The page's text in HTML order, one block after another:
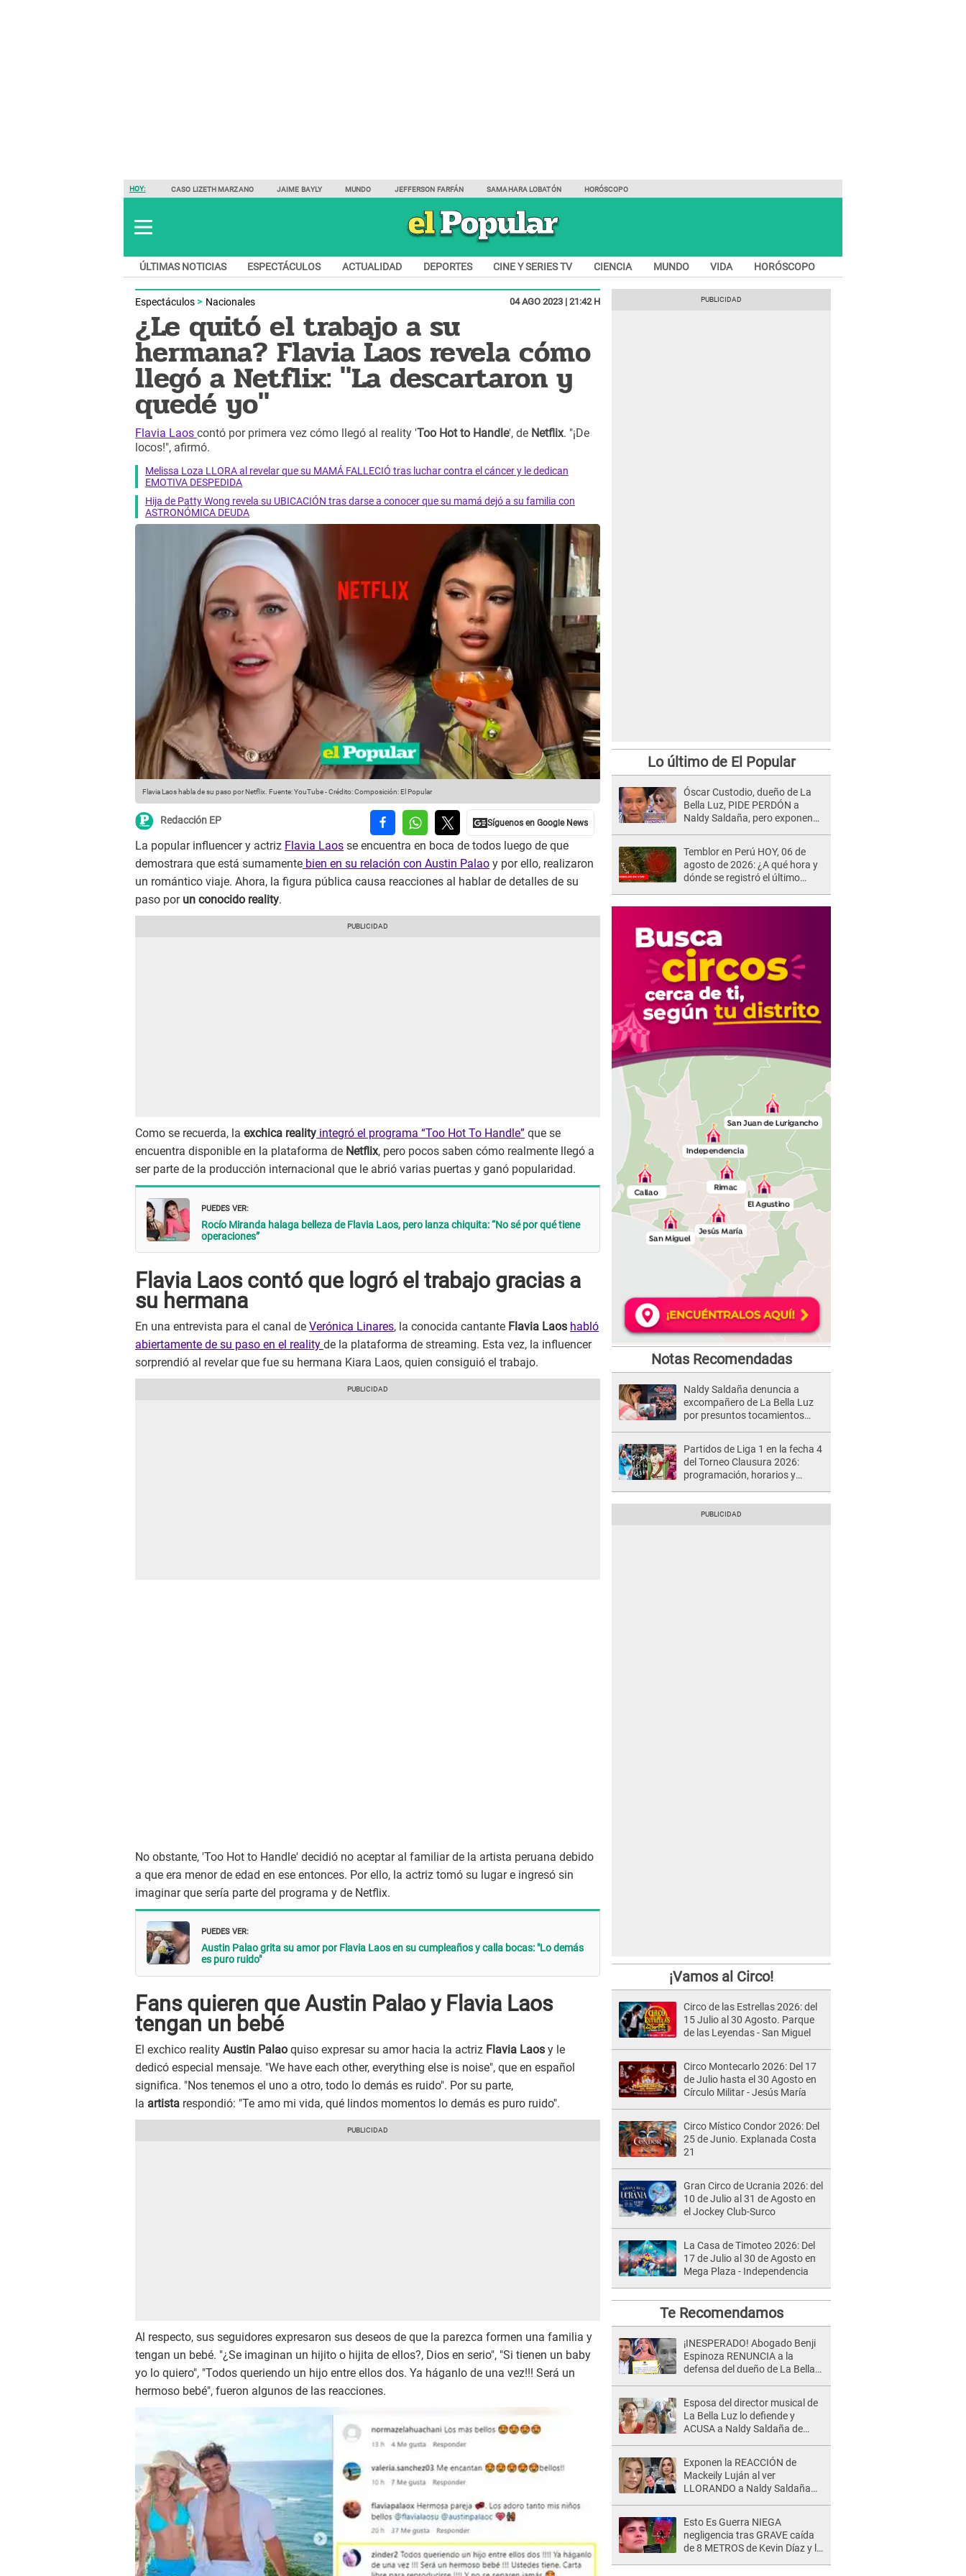
HOY: CASO LIZETH MARZANO JAIME BAYLY MUNDO JEFFERSON FARFÁN SAMAHARA LOBATÓN HORÓSCOPO
ÚLTIMAS NOTICIAS ESPECTÁCULOS ACTUALIDAD DEPORTES CINE Y SERIES TV CIENCIA MUNDO VIDA HORÓSCOPO
Espectáculos Nacionales 04 AGO 2023 | 21:42 H
¿Le quitó el trabajo a su
hermana? Flavia Laos revela cómo
llegó a Netflix: "La descartaron y
quedé yo"
Flavia Laos contó por primera vez cómo llegó al reality 'Too Hot to Handle', de Netflix. "¡De
locos!", afirmó.
Melissa Loza LLORA al revelar que su MAMÁ FALLECIÓ tras luchar contra el cáncer y le dedican
EMOTIVA DESPEDIDA
Hija de Patty Wong revela su UBICACIÓN tras darse a conocer que su mamá dejó a su familia con
ASTRONÓMICA DEUDA
Flavia Laos habla de su paso por Netflix. Fuente: YouTube-Crédito: Composición: El Popular
Redacción EP
La popular influencer y actriz Flavia Laos se encuentra en boca de todos luego de que
demostrara que está sumamente bien en su relación con Austin Palao y por ello, realizaron
un romántico viaje. Ahora, la figura pública causa reacciones al hablar de detalles de su
paso por un conocido reality.
Como se recuerda, la exchica reality integró el programa “Too Hot To Handle” que se
encuentra disponible en la plataforma de Netflix, pero pocos saben cómo realmente llegó a
ser parte de la producción internacional que le abrió varias puertas y ganó popularidad.
PUEDES VER:
Rocío Miranda halaga belleza de Flavia Laos, pero lanza chiquita: “No sé por qué tiene
operaciones”
Flavia Laos contó que logró el trabajo gracias a
su hermana
En una entrevista para el canal de Verónica Linares, la conocida cantante Flavia Laos habló
abiertamente de su paso en el reality de la plataforma de streaming. Esta vez, la influencer
sorprendió al revelar que fue su hermana Kiara Laos, quien consiguió el trabajo.
No obstante, 'Too Hot to Handle' decidió no aceptar al familiar de la artista peruana debido
a que era menor de edad en ese entonces. Por ello, la actriz tomó su lugar e ingresó sin
imaginar que sería parte del programa y de Netflix.
PUEDES VER:
Austin Palao grita su amor por Flavia Laos en su cumpleaños y calla bocas: "Lo demás
es puro ruido"
Fans quieren que Austin Palao y Flavia Laos
tengan un bebé
El exchico reality Austin Palao quiso expresar su amor hacia la actriz Flavia Laos y le
dedicó especial mensaje. "We have each other, everything else is noise", que en español
significa. "Nos tenemos el uno a otro, todo lo demás es ruido". Por su parte,
la artista respondió: "Te amo mi vida, qué lindos momentos lo demás es puro ruido".
Al respecto, sus seguidores expresaron sus deseos de que la parezca formen una familia y
tengan un bebé. "¿Se imaginan un hijito o hijita de ellos?, Dios en serio", "Si tienen un baby
yo lo quiero", "Todos queriendo un hijo entre ellos dos. Ya háganlo de una vez!!! Será un
hermoso bebé", fueron algunos de las reacciones.
Lo último de El Popular
Óscar Custodio, dueño de La
Bella Luz, PIDE PERDÓN a
Naldy Saldaña, pero exponen
grabar"
Temblor en Perú HOY, 06 de
agosto de 2026: ¿A qué hora y
dónde se registró el último
Notas Recomendadas
Naldy Saldaña denuncia a
excompañero de La Bella Luz
por presuntos tocamientos
Partidos de Liga 1 en la fecha 4
del Torneo Clausura 2026:
programación, horarios y
¡Vamos al Circo!
Circo de las Estrellas 2026: del
15 Julio al 30 Agosto. Parque
de las Leyendas - San Miguel
Circo Montecarlo 2026: Del 17
de Julio hasta el 30 Agosto en
Círculo Militar - Jesús María
Circo Místico Condor 2026: Del
25 de Junio. Explanada Costa
21
Gran Circo de Ucrania 2026: del
10 de Julio al 31 de Agosto en
el Jockey Club-Surco
La Casa de Timoteo 2026: Del
17 de Julio al 30 de Agosto en
Mega Plaza - Independencia
Te Recomendamos
¡INESPERADO! Abogado Benji
Espinoza RENUNCIA a la
defensa del dueño de La Bella
Esposa del director musical de
La Bella Luz lo defiende y
ACUSA a Naldy Saldaña de
Exponen la REACCIÓN de
Mackeily Luján al ver
LLORANDO a Naldy Saldaña
Esto Es Guerra NIEGA
negligencia tras GRAVE caída
de 8 METROS de Kevin Díaz y lo